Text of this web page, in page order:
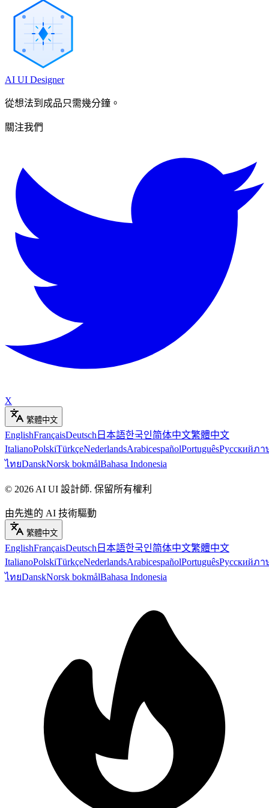
AI UI Designer
從想法到成品只需幾分鐘。
關注我們
X
繁體中文
EnglishFrançaisDeutsch 日本語한국인简体中文繁體中文
ItalianoPolskiTürkçeNederlandsArabicespañolPortuguêsРусскийภา
ไทยDanskNorsk bokmålBahasa Indonesia
© 2026 AI UI 設計師. 保留所有權利
由先進的 AI 技術驅動
繁體中文
EnglishFrançaisDeutsch 日本語한국인简体中文繁體中文
ItalianoPolskiTürkçeNederlandsArabicespañolPortuguêsРусскийภา
ไทยDanskNorsk bokmålBahasa Indonesia